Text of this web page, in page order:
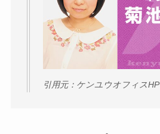
引用元：ケンユウオフィスHP